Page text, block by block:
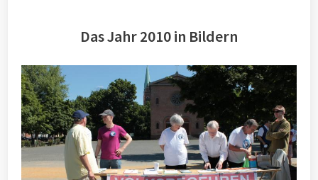
Das Jahr 2010 in Bildern